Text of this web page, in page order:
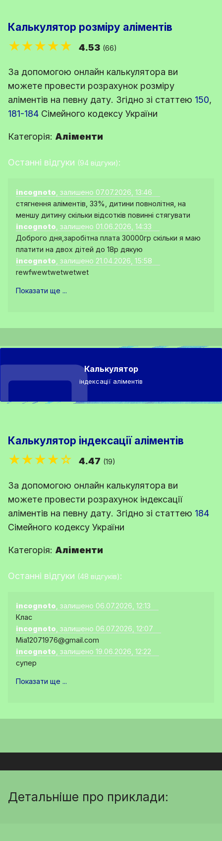
Калькулятор розміру аліментів
★★★★★ 4.53 (66)
За допомогою онлайн калькулятора ви
можете провести розрахунок розміру
аліментів на певну дату. Згідно зі статтею 150,
181-184 Сімейного кодексу України
Категорія: Аліменти
Останні відгуки (94 відгуки):
incognoto , залишено 07.07.2026, 13:46
стягнення аліментів, 33%, дитини повнолітня, на
меншу дитину скільки відсотків повинні стягувати
incognoto , залишено 01.06.2026, 14:33
Доброго дня,заробітна плата 30000гр скільки я маю
платити на двох дітей до 18р дякую
incognoto , залишено 21.04.2026, 15:58
rewfwewtwetwetwet
Показати ще ...
Калькулятор
індексації аліментів
Калькулятор індексації аліментів
★★★★☆ 4.47 (19)
За допомогою онлайн калькулятора ви
можете провести розрахунок індексації
аліментів на певну дату. Згідно зі статтею 184
Сімейного кодексу України
Категорія: Аліменти
Останні відгуки (48 відгуків):
incognoto , залишено 06.07.2026, 12:13
Клас
incognoto , залишено 06.07.2026, 12:07
Mia12071976@gmail.com
incognoto , залишено 19.06.2026, 12:22
супер
Показати ще ...
Детальніше про приклади: